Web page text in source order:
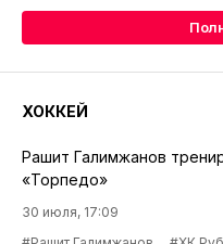
ХОККЕЙ
Рашит Галимжанов
«Торпедо»
30 июля, 17:09